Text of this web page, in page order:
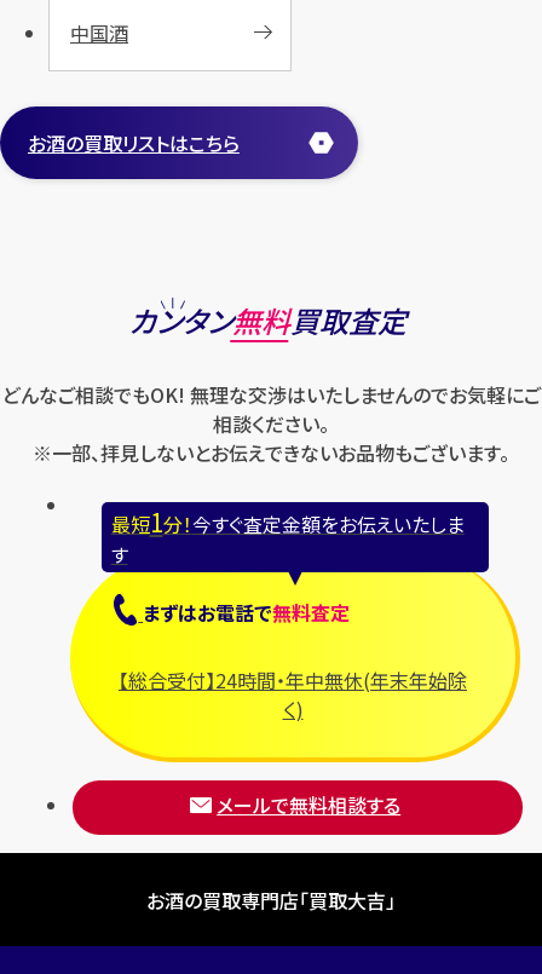
中国酒
お酒の買取リストはこちら
カンタン無料買取査定
どんなご相談でもOK! 無理な交渉はいたしませんのでお気軽にご
相談ください。
※一部、拝見しないとお伝えできないお品物もございます。
最短1分！今すぐ査定金額をお伝えいたしま
す
まずはお電話で無料査定
【総合受付】24時間・年中無休(年末年始除
く)
メールで無料相談する
お酒の買取専門店「買取大吉」